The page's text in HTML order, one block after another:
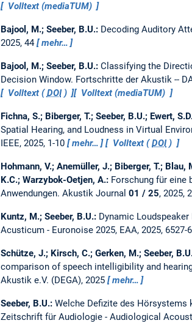
Volltext (mediaTUM)
Bajool, M.; Seeber, B.U.: Decoding Auditory
2025, 44
mehr…
Bajool, M.; Seeber, B.U.: Classifying the
Decision Window. Fortschritte der Akustik --
Volltext (DOI) Volltext (mediaTUM)
Fichna, S.; Biberger, T.; Seeber, B.U.; Ewert,
Spatial Hearing, and Loudness in Virtual
IEEE, 2025, 1-10
mehr… Volltext (DOI)
Hohmann, V.; Anemüller, J.; Biberger, T.; Blau,
K.C.; Warzybok-Oetjen, A.: Forschung für eine
Anwendungen. Akustik Journal 01 / 25, 2025,
Kuntz, M.; Seeber, B.U.: Dynamic
Acusticum - Euronoise 2025, EAA, 2025, 6527-
Schütze, J.; Kirsch, C.; Gerken, M.; Seeber,
comparison of speech intelligibility and
Akustik e.V. (DEGA), 2025
mehr…
Seeber, B.U.: Welche Defizite des Hörsystems
Zeitschrift für Audiologie - Audiological